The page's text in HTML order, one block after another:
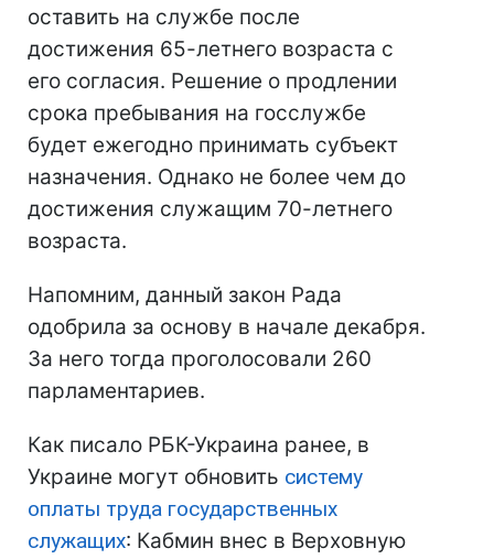
оставить на службе после
достижения 65-летнего возраста с
его согласия. Решение о продлении
срока пребывания на госслужбе
будет ежегодно принимать субъект
назначения. Однако не более чем до
достижения служащим 70-летнего
возраста.
Напомним, данный закон Рада
одобрила за основу в начале декабря.
За него тогда проголосовали 260
парламентариев.
Как писало РБК-Украина ранее, в
Украине могут обновить систему
оплаты труда государственных
служащих: Кабмин внес в Верховную